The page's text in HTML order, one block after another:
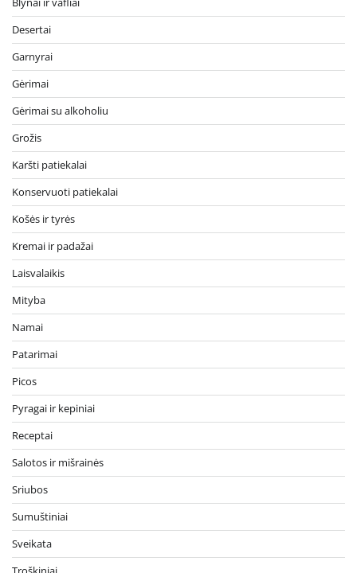
Desertai
Garnyrai
Gėrimai
Gėrimai su alkoholiu
Grožis
Karšti patiekalai
Konservuoti patiekalai
Košės ir tyrės
Kremai ir padažai
Laisvalaikis
Mityba
Namai
Patarimai
Picos
Pyragai ir kepiniai
Receptai
Salotos ir mišrainės
Sriubos
Sumuštiniai
Sveikata